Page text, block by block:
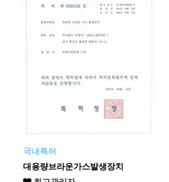
국내특허
대용량브라운가스발생장치